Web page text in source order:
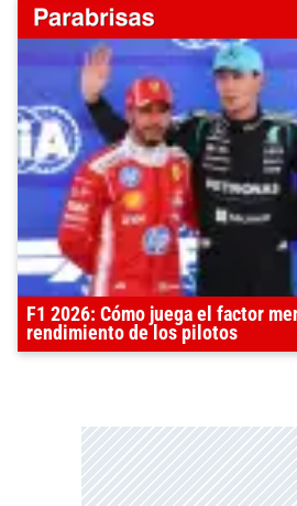
F1 2026: Cómo juega el factor
rendimiento de los pilotos